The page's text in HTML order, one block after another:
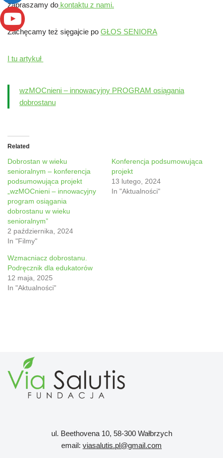
zapraszamy do kontaktu z nami.
Zachęcamy też sięgajcie po GŁOS SENIORA
I tu artykuł
wzMOCnieni – innowacyjny PROGRAM osiągania
dobrostanu
Related
Dobrostan w wieku
senioralnym – konferencja
podsumowująca projekt
„wzMOCnieni – innowacyjny
program osiągania
dobrostanu w wieku
senioralnym”
2 października, 2024
In "Filmy"
Konferencja podsumowująca
projekt
13 lutego, 2024
In "Aktualności"
Wzmacniacz dobrostanu.
Podręcznik dla edukatorów
12 maja, 2025
In "Aktualności"
ul. Beethovena 10, 58-300 Wałbrzych
email: viasalutis.pl@gmail.com